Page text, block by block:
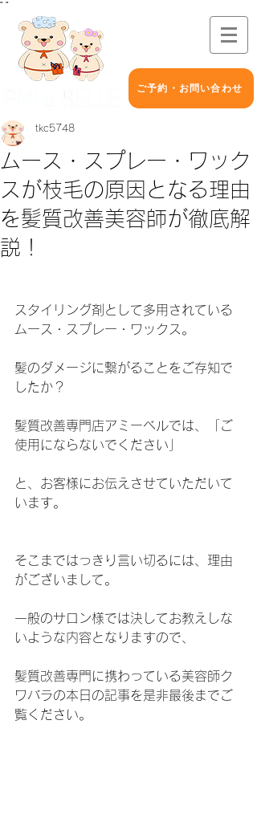
" "
ご予約・お問い合わせ
ムース・スプレー・ワック
スが枝毛の原因となる理由
を髪質改善美容師が徹底解
説！
tkc5748
スタイリング剤として多用されている
ムース・スプレー・ワックス。
髪のダメージに繋がることをご存知で
したか？
髪質改善専門店アミーベルでは、「ご
使用にならないでください」
と、お客様にお伝えさせていただいて
います。
そこまではっきり言い切るには、理由
がございまして。
一般のサロン様では決してお教えしな
いような内容となりますので、
髪質改善専門に携わっている美容師ク
ワバラの本日の記事を是非最後までご
覧ください。